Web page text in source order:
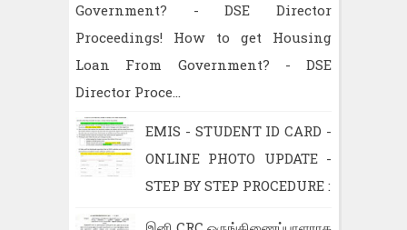
Government? - DSE Director
Proceedings! How to get Housing
Loan From Government? - DSE
Director Proce...
EMIS - STUDENT ID CARD -
ONLINE PHOTO UPDATE -
STEP BY STEP PROCEDURE :